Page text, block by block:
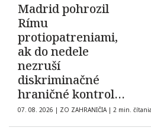
Madrid pohrozil
Rímu
protiopatreniami,
ak do nedele
nezruší
diskriminačné
hraničné kontroly
španielskych
občanov
07. 08. 2026 | ZO ZAHRANIČIA | 2 min. čítania